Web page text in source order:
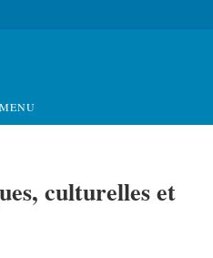
MENU
culturelles et